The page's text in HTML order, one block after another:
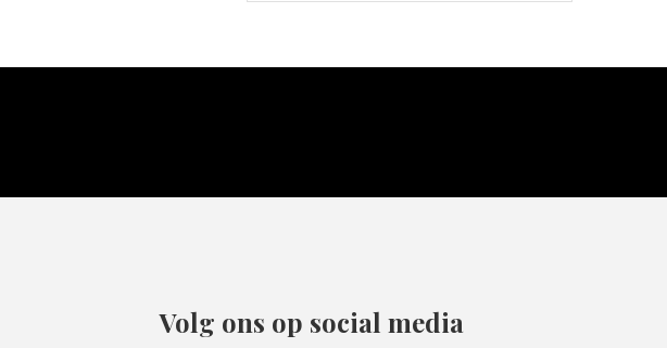
Volg ons op social media